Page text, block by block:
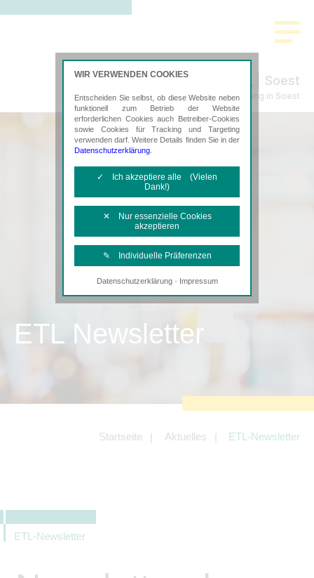
Soest
Steuerberatung in Soest
ETL Newsletter
Startseite Aktuelles ETL-Newsletter
ETL-Newsletter
WIR VERWENDEN COOKIES
Entscheiden Sie selbst, ob diese Website neben
funktionell zum Betrieb der Website
erforderlichen Cookies auch Betreiber-Cookies
sowie Cookies für Tracking und Targeting
verwenden darf. Weitere Details finden Sie in der
Datenschutzerklärung
✓ Ich akzeptiere alle (Vielen
Dank!)
✕ Nur essenzielle Cookies
akzeptieren
✎ Individuelle Präferenzen
Notwendige Cookies
Diese Cookies sind erforderlich, um die
Tracking- und Targeting-Cookies
Angebotes einschließlich der
Angeboten von z.B. Facebook und
LinkedIn.
Datenschutzerklärung· Impressum